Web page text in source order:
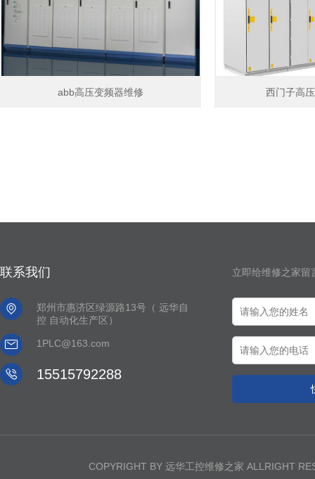
abb高压变频器维修 西门子高
联系我们

郑州市惠济区绿源路13号（ 远华自
控 自动化生产区）
 1PLC@163.com
 15515792288
立即给维修之家留
COPYRIGHT BY 远华工控维修之家 ALLRIGHT